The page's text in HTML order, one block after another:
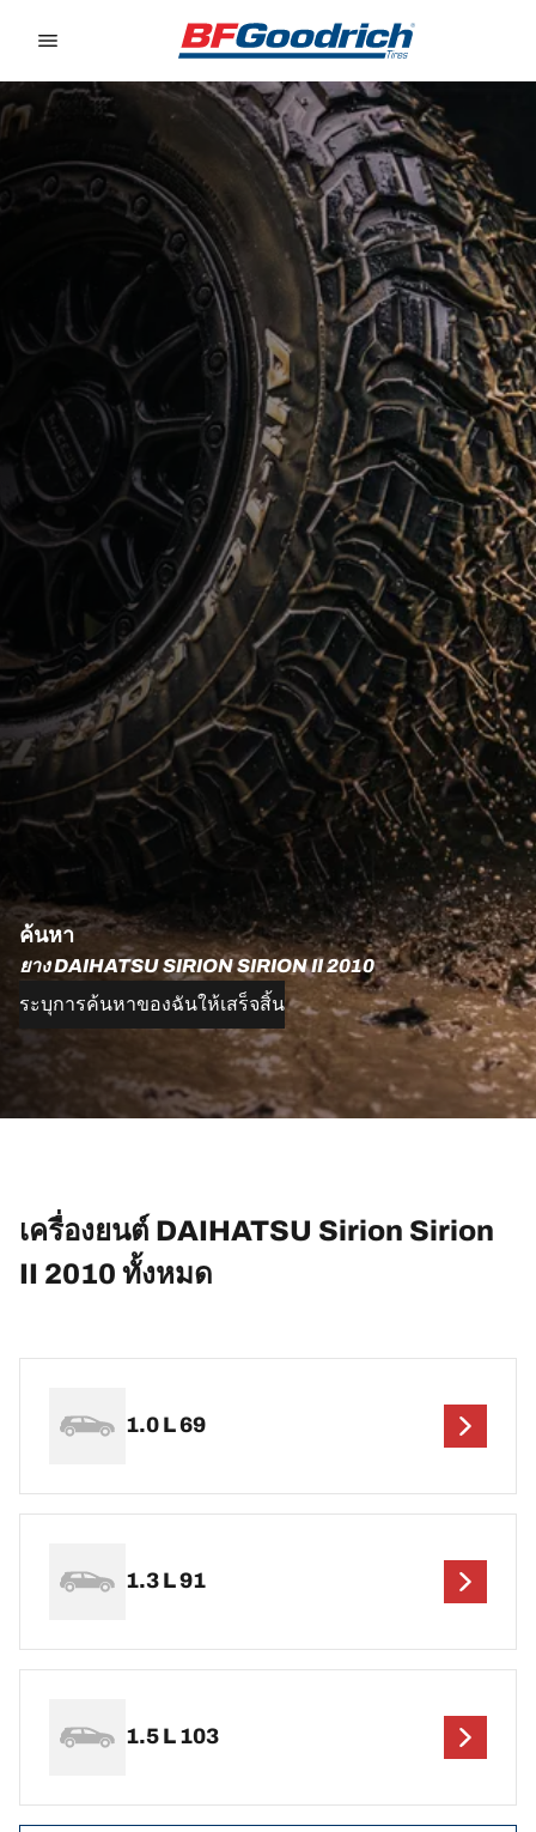
ค้นหา
ยาง DAIHATSU SIRION SIRION II 2010
ระบุการค้นหาของฉันให้เสร็จสิ้น
เครื่องยนต์ DAIHATSU Sirion Sirion
II 2010 ทั้งหมด
1.0 L 69
1.3 L 91
1.5 L 103